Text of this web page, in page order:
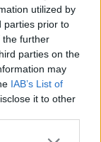
utilized by
parties prior to
the further
parties on the
may
IAB’s List of
it to other
more Google